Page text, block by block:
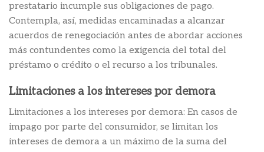
prestatario incumple sus obligaciones de pago.
Contempla, así, medidas encaminadas a alcanzar
acuerdos de renegociación antes de abordar acciones
más contundentes como la exigencia del total del
préstamo o crédito o el recurso a los tribunales.
Limitaciones a los intereses por demora
Limitaciones a los intereses por demora: En casos de
impago por parte del consumidor, se limitan los
intereses de demora a un máximo de la suma del